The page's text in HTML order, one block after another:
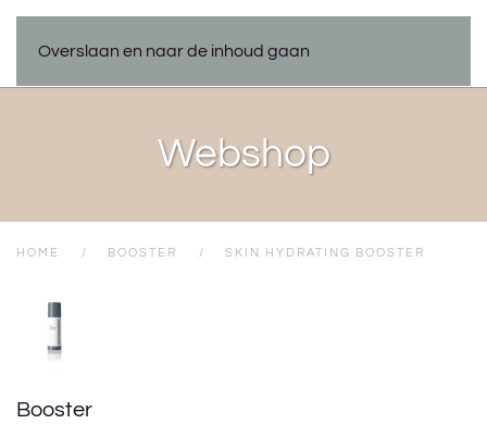
Overslaan en naar de inhoud gaan
Webshop
HOME BOOSTER SKIN HYDRATING BOOSTER
Booster